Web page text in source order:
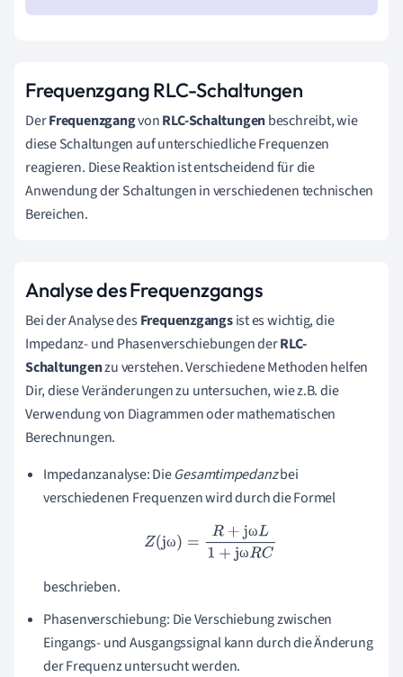
Frequenzgang RLC-Schaltungen
DerFrequenzgangvonRLC-Schaltungenbeschreibt, wie
diese Schaltungen auf unterschiedliche Frequenzen
reagieren. Diese Reaktion ist entscheidend für die
Anwendung der Schaltungen in verschiedenen technischen
Bereichen.
Analyse des Frequenzgangs
Bei der Analyse desFrequenzgangsist es wichtig, die
Impedanz- und Phasenverschiebungen derRLC-
Schaltungenzu verstehen. Verschiedene Methoden helfen
Dir, diese Veränderungen zu untersuchen, wie z.B. die
Verwendung von Diagrammen oder mathematischen
Berechnungen.
Impedanzanalyse: DieGesamtimpedanzbei
verschiedenen Frequenzen wird durch die Formel
ω
ω
ω
Z(jω) =R+ ωL1+jωRC
beschrieben.
Phasenverschiebung: Die Verschiebung zwischen
Eingangs- und Ausgangssignal kann durch die Änderung
der Frequenz untersucht werden.